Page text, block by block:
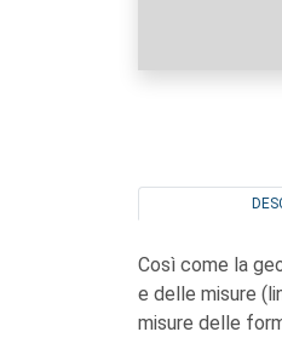
Così come la
e delle misure
misure delle